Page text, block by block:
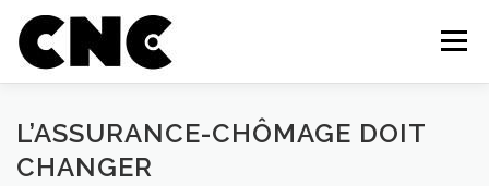
Menu
QUI SOMMES-NOUS? MEMBRES OUTILS
L’ASSURANCE-CHÔMAGE DOIT
CHANGER